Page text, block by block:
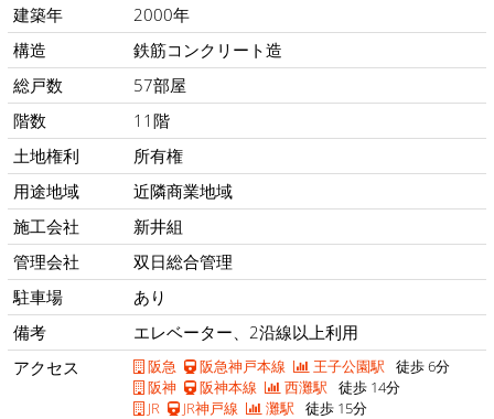
建築年
2000年
構造
鉄筋コンクリート造
総戸数
57部屋
階数
11階
土地権利
所有権
用途地域
近隣商業地域
施工会社
新井組
管理会社
双日総合管理
駐車場
あり
備考
エレベーター、2沿線以上利用
アクセス
阪急 阪急神戸本線 王子公園駅 徒歩 6分
阪神
阪神本線 西灘駅 徒歩 14分
JR
JR神戸線 灘駅 徒歩 15分